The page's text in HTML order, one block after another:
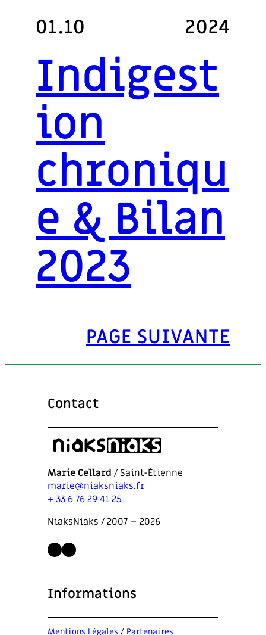
01.10 2024
Indigest
ion
chroniqu
e & Bilan
2023
PAGE SUIVANTE
Contact
Marie Cellard / Saint-Étienne
marie@niaksniaks.fr
+ 33 6 76 29 41 25
NiaksNiaks / 2007 – 2026
LinkedIn
Instagram
Informations
Mentions Légales / Partenaires